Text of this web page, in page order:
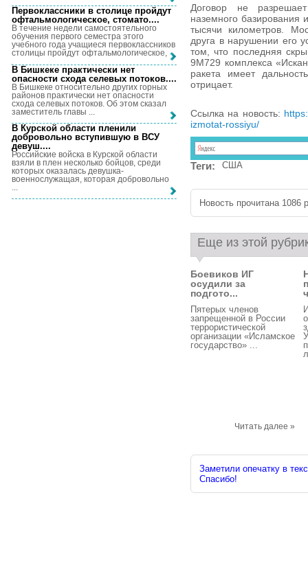
Договор не
наземного базирования
тысячи километров.
друга в нарушении его
том, что последняя
9М729 комплекса
ракета имеет
отрицает.
Ссылка на новость:
izmotat-rossiyu/
Теги: США
Новость прочитана 1086
Еще из этой
Боевиков ИГ
осудили за
подгото...
Пятерых членов
запрещенной в России
террористической
организации «Исламское
государство» ...
Читать далее »
Заметили опечатку в
Спасибо!
Первоклассники в столице пройдут
офтальмологическое, стомато....
В течение недели самостоятельного
обучения первого семестра этого
учебного года учащиеся первоклассников
столицы пройдут офтальмологическое, ...
В Бишкеке практически нет
опасности схода селевых потоков....
В Бишкеке относительно других горных
районов практически нет опасности
схода селевых потоков. Об этом сказал
заместитель главы ...
В Курской области пленили
добровольно вступившую в ВСУ
девуш....
Российские войска в Курской области
взяли в плен несколько бойцов, среди
которых оказалась девушка-
военнослужащая, которая добровольно
...